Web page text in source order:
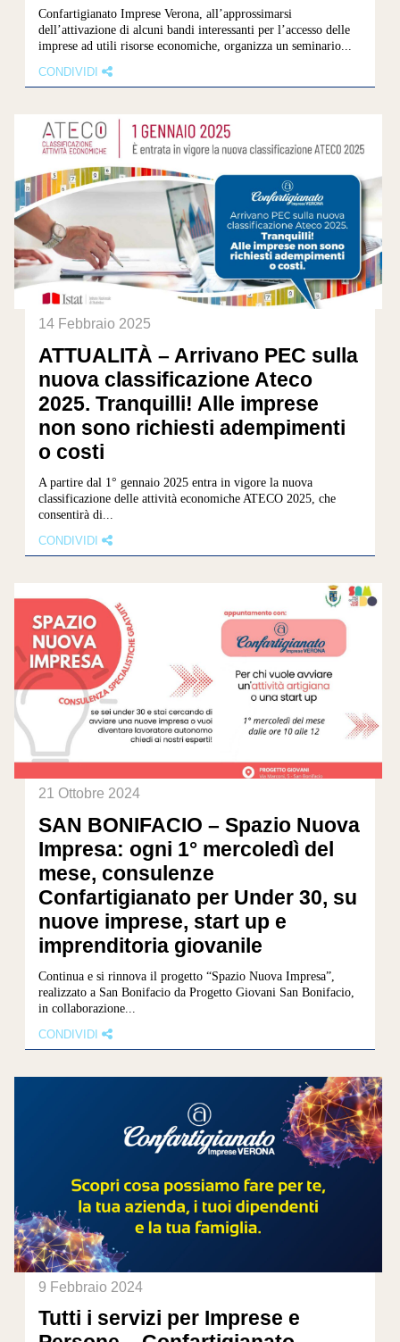
Confartigianato Imprese Verona, all’approssimarsi
dell’attivazione di alcuni bandi interessanti per l’accesso delle
imprese ad utili risorse economiche, organizza un seminario...
CONDIVIDI
14 Febbraio 2025
ATTUALITÀ – Arrivano PEC sulla
nuova classificazione Ateco
2025. Tranquilli! Alle imprese
non sono richiesti adempimenti
o costi
A partire dal 1° gennaio 2025 entra in vigore la nuova
classificazione delle attività economiche ATECO 2025, che
consentirà di...
CONDIVIDI
21 Ottobre 2024
SAN BONIFACIO – Spazio Nuova
Impresa: ogni 1° mercoledì del
mese, consulenze
Confartigianato per Under 30, su
nuove imprese, start up e
imprenditoria giovanile
Continua e si rinnova il progetto “Spazio Nuova Impresa”,
realizzato a San Bonifacio da Progetto Giovani San Bonifacio,
in collaborazione...
CONDIVIDI
9 Febbraio 2024
Tutti i servizi per Imprese e